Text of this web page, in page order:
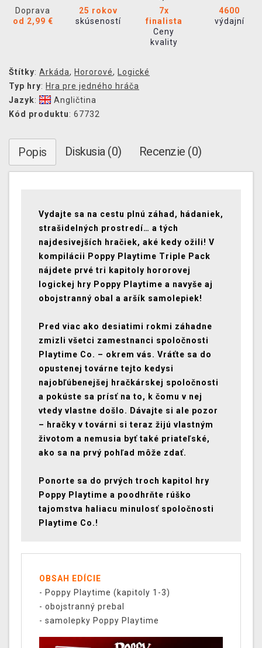
Doprava
od 2,99 €
25 rokov
skúseností
7x
finalista
Ceny
kvality
4600
výdajní
Štítky: Arkáda, Hororové, Logické
Typ hry: Hra pre jedného hráča
Jazyk:
Angličtina
Kód produktu: 67732
Popis Diskusia (0) Recenzie (0)
Vydajte sa na cestu plnú záhad, hádaniek,
strašidelných prostredí… a tých
najdesivejších hračiek, aké kedy ožili! V
kompilácii Poppy Playtime Triple Pack
nájdete prvé tri kapitoly hororovej
logickej hry Poppy Playtime a navyše aj
obojstranný obal a aršík samolepiek!
Pred viac ako desiatimi rokmi záhadne
zmizli všetci zamestnanci spoločnosti
Playtime Co. – okrem vás. Vráťte sa do
opustenej továrne tejto kedysi
najobľúbenejšej hračkárskej spoločnosti
a pokúste sa prísť na to, k čomu v nej
vtedy vlastne došlo. Dávajte si ale pozor
– hračky v továrni si teraz žijú vlastným
životom a nemusia byť také priateľské,
ako sa na prvý pohľad môže zdať.
Ponorte sa do prvých troch kapitol hry
Poppy Playtime a poodhrňte rúško
tajomstva haliacu minulosť spoločnosti
Playtime Co.!
OBSAH EDÍCIE
- Poppy Playtime (kapitoly 1-3)
- obojstranný prebal
- samolepky Poppy Playtime